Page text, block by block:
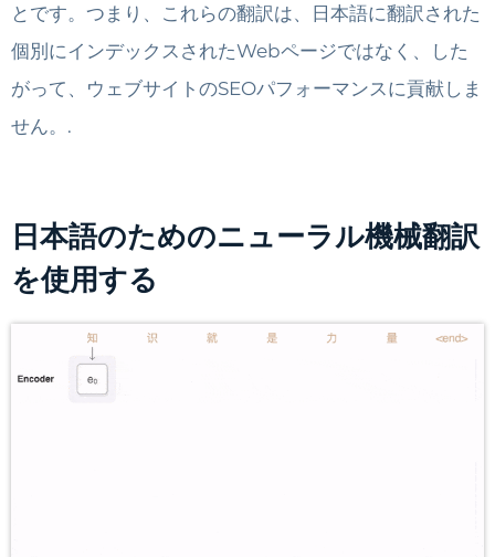
とです。つまり、これらの翻訳は、日本語に翻訳された
個別にインデックスされたWebページではなく、した
がって、ウェブサイトのSEOパフォーマンスに貢献しま
せん。.
日本語のためのニューラル機械翻訳
を使用する